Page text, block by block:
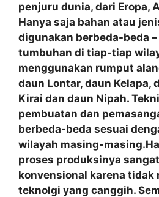
penjuru dunia, dari Eropa,
Hanya saja bahan atau
digunakan berbeda-beda
tumbuhan di tiap-tiap
menggunakan rumput
daun Lontar, daun Kelapa,
Kirai dan daun Nipah.
pembuatan dan
berbeda-beda sesuai
wilayah masing-
proses produksinya
konvensional karena tidak
teknolgi yang canggih.